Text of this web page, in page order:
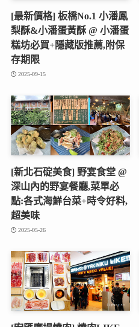
[最新價格] 板橋No.1 小潘鳳
梨酥&小潘蛋黃酥 @ 小潘蛋
糕坊必買+隱藏版推薦,附保
存期限
2025-09-15
[新北石碇美食] 野宴食堂 @
深山內的野宴餐廳,菜單必
點:各式海鮮台菜+時令好料,
超美味
2025-05-26